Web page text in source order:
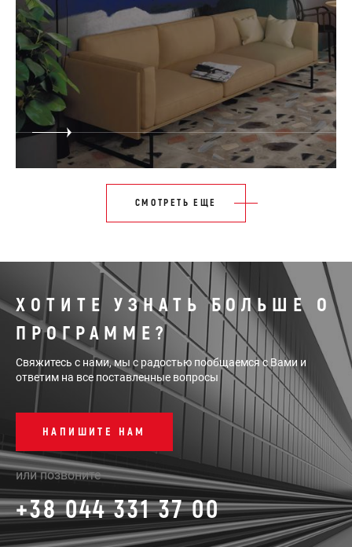
СМОТРЕТЬ ЕЩЕ
ХОТИТЕ УЗНАТЬ БОЛЬШЕ О
ПРОГРАММЕ?
Свяжитесь с нами, мы с радостью пообщаемся с Вами и
ответим на все поставленные вопросы
НАПИШИТЕ НАМ
или позвоните
+38 044 331 37 00